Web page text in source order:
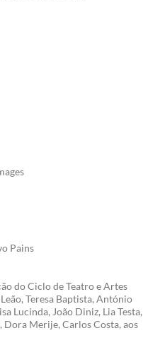
Pains
do Ciclo de Teatro e Artes
Teresa Baptista, António
Lucinda, João Diniz, Lia Testa,
Dora Merije, Carlos Costa, aos